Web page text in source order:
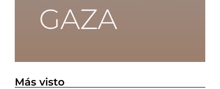
Más visto